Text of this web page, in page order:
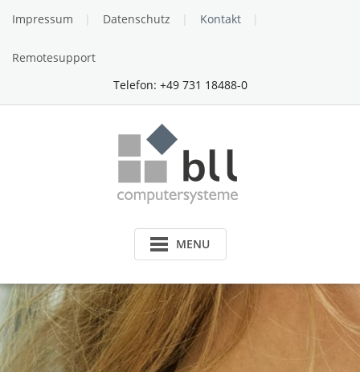
Impressum Datenschutz Kontakt
Remotesupport
Telefon: +49 731 18488-0
MENU